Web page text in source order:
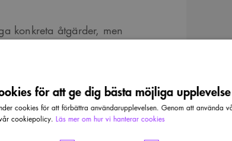
konkreta åtgärder, men
som ska
verk.
form och design och
omfattande och
få effekt måste få
för att ge dig bästa möjliga upplevelse
cookies för att förbättra användarupplevelsen. Genom att använda
cookiepolicy. Läs mer om hur vi hanterar cookies